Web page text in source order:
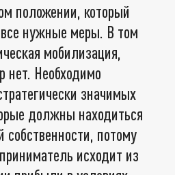
положении, который
нужные меры. В том
мобилизация,
нет. Необходимо
значимых
должны находиться
собственности, потому
исходит из